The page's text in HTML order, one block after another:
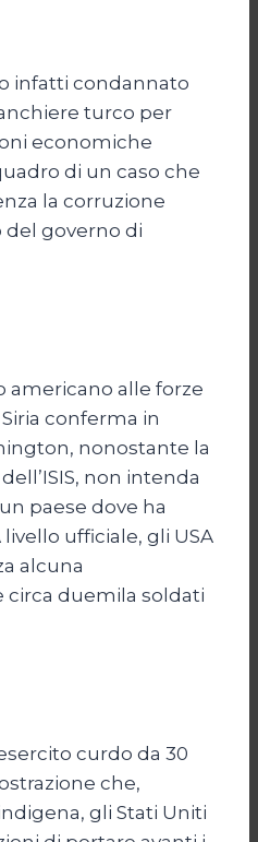
infatti condannato
turco per
economiche
di un caso che
la corruzione
del governo di
americano alle forze
conferma in
nonostante la
non intenda
paese dove ha
ufficiale, gli USA
alcuna
circa duemila soldati
curdo da 30
che,
gli Stati Uniti